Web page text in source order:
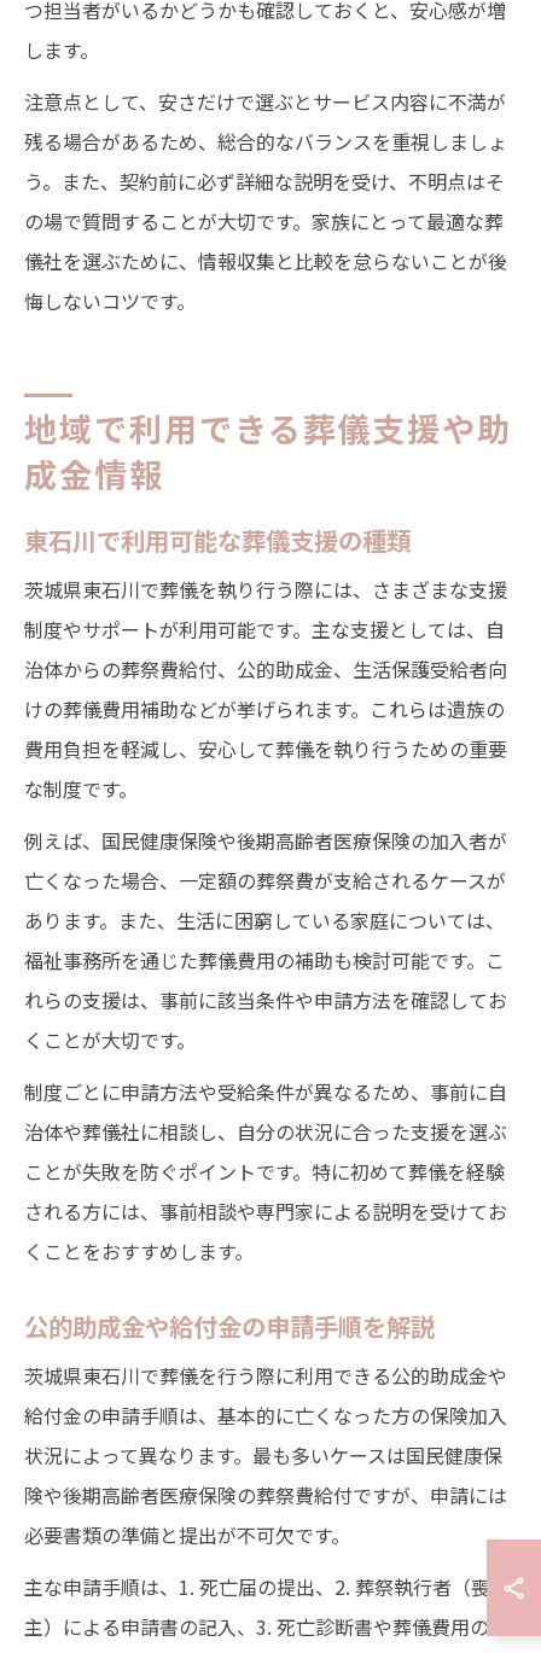
つ担当者がいるかどうかも確認しておくと、安心感が増
します。
注意点として、安さだけで選ぶとサービス内容に不満が
残る場合があるため、総合的なバランスを重視しましょ
う。また、契約前に必ず詳細な説明を受け、不明点はそ
の場で質問することが大切です。家族にとって最適な葬
儀社を選ぶために、情報収集と比較を怠らないことが後
悔しないコツです。
地域で利用できる葬儀支援や助
成金情報
東石川で利用可能な葬儀支援の種類
茨城県東石川で葬儀を執り行う際には、さまざまな支援
制度やサポートが利用可能です。主な支援としては、自
治体からの葬祭費給付、公的助成金、生活保護受給者向
けの葬儀費用補助などが挙げられます。これらは遺族の
費用負担を軽減し、安心して葬儀を執り行うための重要
な制度です。
例えば、国民健康保険や後期高齢者医療保険の加入者が
亡くなった場合、一定額の葬祭費が支給されるケースが
あります。また、生活に困窮している家庭については、
福祉事務所を通じた葬儀費用の補助も検討可能です。こ
れらの支援は、事前に該当条件や申請方法を確認してお
くことが大切です。
制度ごとに申請方法や受給条件が異なるため、事前に自
治体や葬儀社に相談し、自分の状況に合った支援を選ぶ
ことが失敗を防ぐポイントです。特に初めて葬儀を経験
される方には、事前相談や専門家による説明を受けてお
くことをおすすめします。
公的助成金や給付金の申請手順を解説
茨城県東石川で葬儀を行う際に利用できる公的助成金や
給付金の申請手順は、基本的に亡くなった方の保険加入
状況によって異なります。最も多いケースは国民健康保
険や後期高齢者医療保険の葬祭費給付ですが、申請には
必要書類の準備と提出が不可欠です。
主な申請手順は、1. 死亡届の提出、2. 葬祭執行者（喪
主）による申請書の記入、3. 死亡診断書や葬儀費用の領